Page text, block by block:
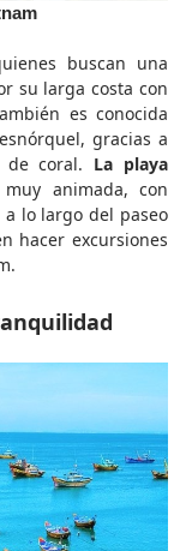
buscan una
su larga costa con
es conocida
gracias a
coral. La playa
animada, con
lo largo del paseo
hacer excursiones